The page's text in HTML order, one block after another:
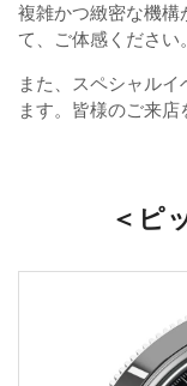
複雑かつ緻密な機構
て、ご体感ください。
また、スペシャル
ます。皆様のご来店
＜ピ